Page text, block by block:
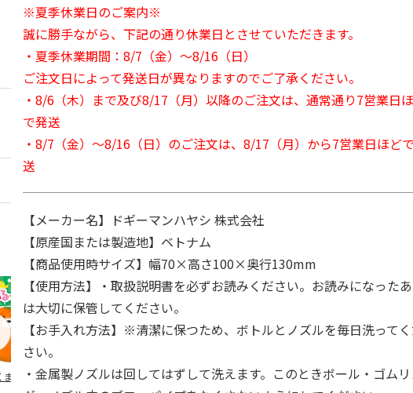
ま みかん
デオトイレ 飛び散
らない消臭・抗菌サ
獣医師開発 ニオイ
をとる砂専用 猫ト
無添加良品 カムカ
ムデンタルコーン
銀のスプ
※夏季休業日のご案内※
誠に勝手ながら、下記の通り休業日とさせていただきます。
・夏季休業期間：8/7（金）～8/16（日）
ご注文日によって発送日が異なりますのでご了承ください。
・8/6（木）まで及び8/17（月）以降のご注文は、通常通り7営業日
で発送
・8/7（金）～8/16（日）のご注文は、8/17（月）から7営業日ほど
送
【メーカー名】ドギーマンハヤシ 株式会社
【原産国または製造地】ベトナム
【商品使用時サイズ】幅70×高さ100×奥行130mm
【使用方法】・取扱説明書を必ずお読みください。お読みになった
は大切に保管してください。
【お手入れ方法】※清潔に保つため、ボトルとノズルを毎日洗って
さい。
・金属製ノズルは回してはずして洗えます。このときボール・ゴム